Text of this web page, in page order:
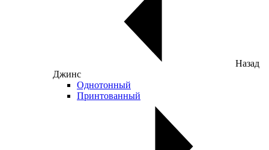
Назад
Джинс
Однотонный
Принтованный